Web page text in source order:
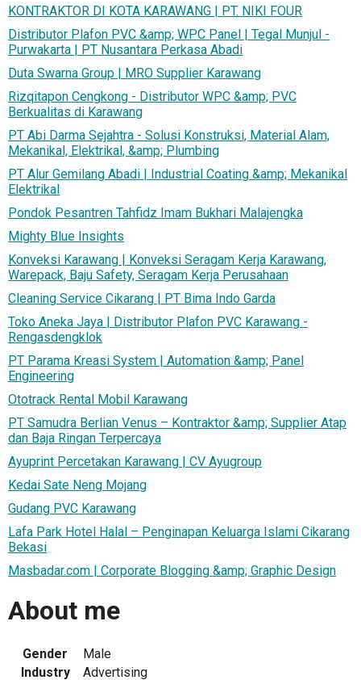
KONTRAKTOR DI KOTA KARAWANG | PT. NIKI FOUR
Distributor Plafon PVC &amp; WPC Panel | Tegal Munjul -
Purwakarta | PT Nusantara Perkasa Abadi
Duta Swarna Group | MRO Supplier Karawang
Rizqitapon Cengkong - Distributor WPC &amp; PVC
Berkualitas di Karawang
PT Abi Darma Sejahtra - Solusi Konstruksi, Material Alam,
Mekanikal, Elektrikal, &amp; Plumbing
PT Alur Gemilang Abadi | Industrial Coating &amp; Mekanikal
Elektrikal
Pondok Pesantren Tahfidz Imam Bukhari Malajengka
Mighty Blue Insights
Konveksi Karawang | Konveksi Seragam Kerja Karawang,
Warepack, Baju Safety, Seragam Kerja Perusahaan
Cleaning Service Cikarang | PT Bima Indo Garda
Toko Aneka Jaya | Distributor Plafon PVC Karawang -
Rengasdengklok
PT Parama Kreasi System | Automation &amp; Panel
Engineering
Ototrack Rental Mobil Karawang
PT Samudra Berlian Venus – Kontraktor &amp; Supplier Atap
dan Baja Ringan Terpercaya
Ayuprint Percetakan Karawang | CV Ayugroup
Kedai Sate Neng Mojang
Gudang PVC Karawang
Lafa Park Hotel Halal – Penginapan Keluarga Islami Cikarang
Bekasi
Masbadar.com | Corporate Blogging &amp; Graphic Design
About me
Gender
Male
Industry
Advertising